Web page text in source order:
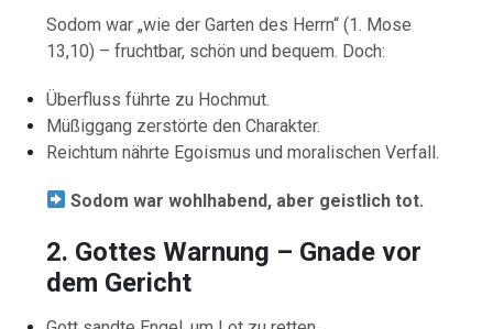
Sodom war „wie der Garten des Herrn“ (1. Mose
13,10) – fruchtbar, schön und bequem. Doch:
Überfluss führte zu Hochmut.
Müßiggang zerstörte den Charakter.
Reichtum nährte Egoismus und moralischen Verfall.
Sodom war wohlhabend, aber geistlich tot.
2. Gottes Warnung – Gnade vor
dem Gericht